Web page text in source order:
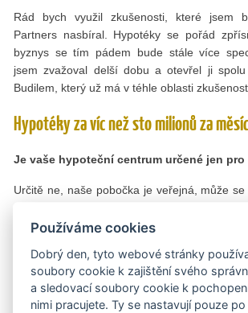
Rád bych využil zkušenosti, které jsem
Partners nasbíral. Hypotéky se pořád
byznys se tím pádem bude stále více
jsem zvažoval delší dobu a otevřel ji
Budilem, který už má v téhle oblasti
Hypotéky za víc než sto milionů za měsíc
Je vaše hypoteční centrum určené jen
Určitě ne, naše pobočka je veřejná, může
Partners, když si nevědí rady se složitou
i klientovi, protože poradce, který uzavře
nikdy nebude mít u bank takovou pozici jako
sto.
Používáme cookies
Dobrý den, tyto webové stránky
soubory cookie k zajištění svého
a sledovací soubory cookie k
nimi pracujete. Ty se nastavují pouze